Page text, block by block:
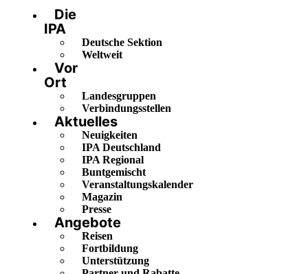
Die
IPA
Deutsche Sektion
Weltweit
Vor
Ort
Landesgruppen
Verbindungsstellen
Aktuelles
Neuigkeiten
IPA Deutschland
IPA Regional
Buntgemischt
Veranstaltungskalender
Magazin
Presse
Angebote
Reisen
Fortbildung
Unterstützung